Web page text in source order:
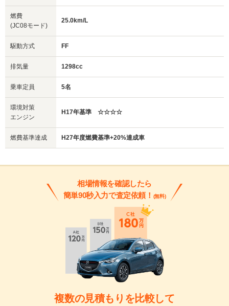
燃費
(JC08モード)
25.0km/L
駆動方式 FF
排気量 1298cc
乗車定員 5名
環境対策
エンジン
H17年基準 ☆☆☆☆
燃費基準達成 H27年度燃費基準+20%達成車
相場情報を確認したら
簡単90秒入力で査定依頼！ (無料)
複数の見積もりを比較して